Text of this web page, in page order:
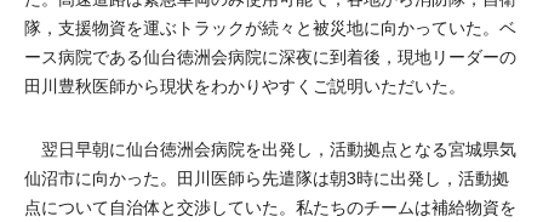
隊，支援物資を運ぶトラックが続々と被災地に向かっていた。ベ
ース病院である仙台徳洲会病院に深夜に到着後，現地リーダーの
田川豊秋医師から現状をわかりやすくご説明いただいた。
翌日早朝に仙台徳洲会病院を出発し，活動拠点となる宮城県気
仙沼市に向かった。田川医師ら先遣隊は朝3時に出発し，活動拠
点について自治体と交渉していた。私たちのチームは補給物資を